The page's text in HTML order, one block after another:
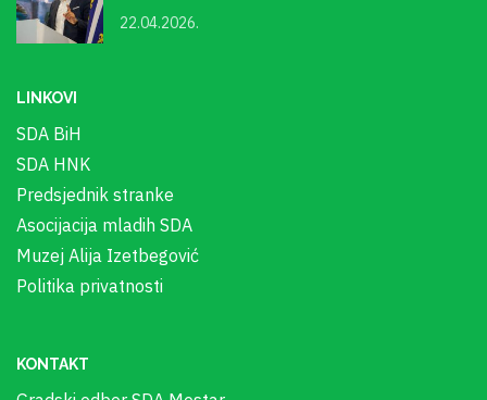
22.04.2026.
LINKOVI
SDA BiH
SDA HNK
Predsjednik stranke
Asocijacija mladih SDA
Muzej Alija Izetbegović
Politika privatnosti
KONTAKT